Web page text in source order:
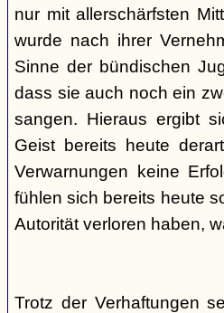
nur mit allerschärfsten
wurde nach ihrer
Sinne der bündischen
dass sie auch noch ein
sangen. Hieraus ergibt
Geist bereits heute
Verwarnungen keine
fühlen sich bereits heute
Autorität verloren haben,
Trotz der Verhaftungen